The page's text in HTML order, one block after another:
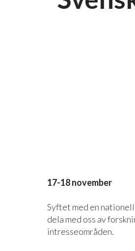
17-18 november
Syftet med en
dela med oss av
intresseområden.